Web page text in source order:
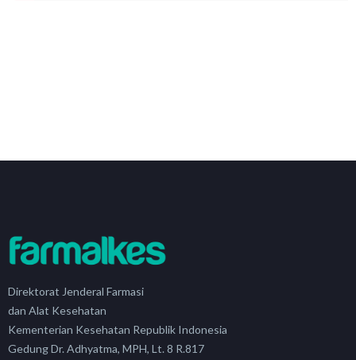
Direktorat Jenderal Farmasi
dan Alat Kesehatan
Kementerian Kesehatan Republik Indonesia
Gedung Dr. Adhyatma, MPH, Lt. 8 R.817